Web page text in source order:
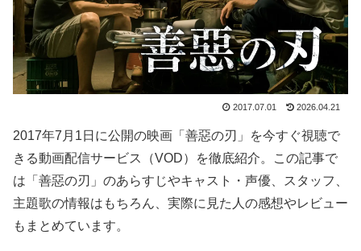
2017.07.01 2026.04.21
2017年7月1日に公開の映画「善惡の刃」を今すぐ視聴で
きる動画配信サービス（VOD）を徹底紹介。この記事で
は「善惡の刃」のあらすじやキャスト・声優、スタッフ、
主題歌の情報はもちろん、実際に見た人の感想やレビュー
もまとめています。